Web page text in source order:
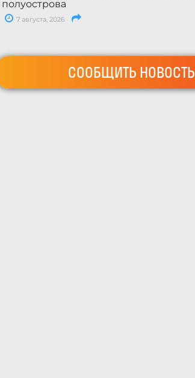
полуострова
7 августа, 2026
СООБЩИТЬ НОВОСТЬ